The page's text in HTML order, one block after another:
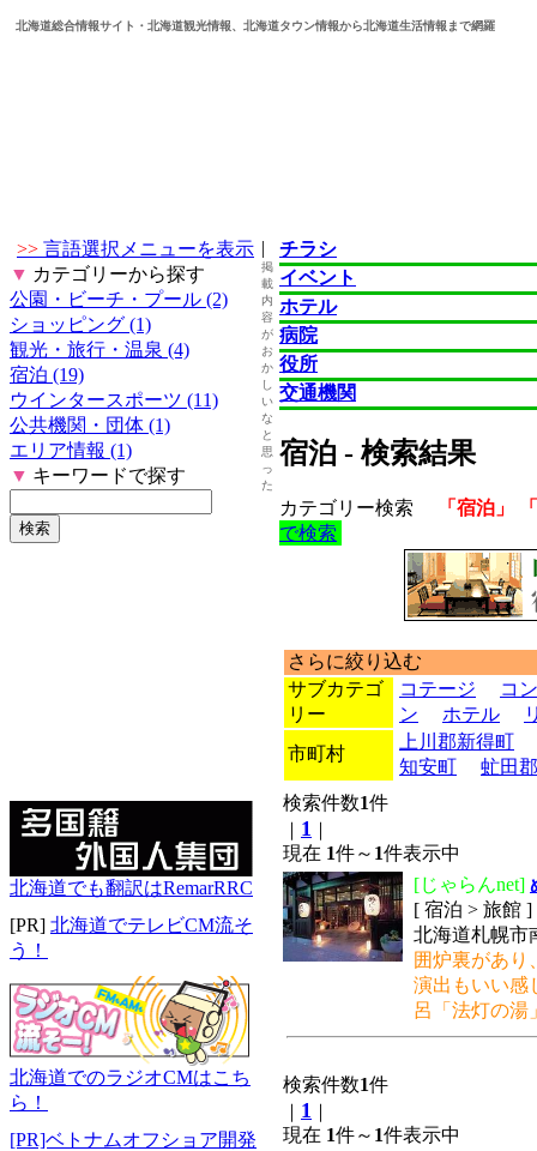
北海道総合情報サイト・北海道観光情報、北海道タウン情報から北海道生活情報まで網羅
>> 言語選択メニューを表示
▼ カテゴリーから探す
公園・ビーチ・プール (2)
ショッピング (1)
観光・旅行・温泉 (4)
宿泊 (19)
ウインタースポーツ (11)
公共機関・団体 (1)
エリア情報 (1)
▼ キーワードで探す
北海道でも翻訳はRemarRRC
[PR] 北海道でテレビCM流そ
う！
北海道でのラジオCMはこち
ら！
[PR]ベトナムオフショア開発
チラシ
イベント
ホテル
病院
役所
交通機関
宿泊 - 検索結果
カテゴリー検索
「宿泊」
で検索
さらに絞り込む
サブカテゴ
リー
コテージ
コ
ン
ホテル
市町村
上川郡新得町
知安町
虻田
検索件数1件
1
現在 1件～ 1件表示中
[じゃらんnet]
[ 宿泊 > 旅
北海道札幌市
囲炉裏があり
演出もいい感
呂「法灯の湯
検索件数1件
1
現在 1件～ 1件表示中
|
掲
載
内
容
が
お
か
し
い
な
と
思
っ
た